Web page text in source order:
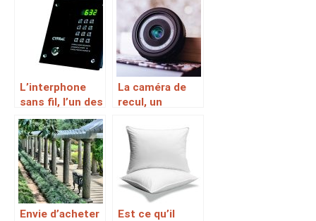
ventilateur
silencieux
indiqués pour
des
installations
internes et
externes
L’interphone
sans fil, l’un des
moyens pour
une sécurité
personnelle et
des biens
La caméra de
recul, un
sécuritaire pour
une excellente
conduite en
marche arrière
Envie d’acheter
Est ce qu’il